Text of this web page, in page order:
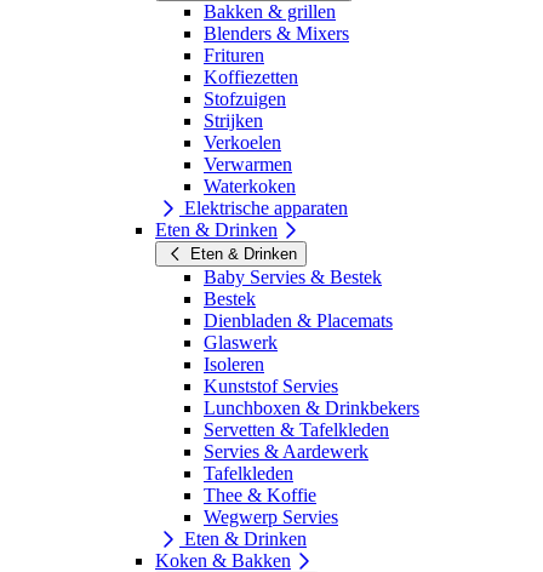
Bakken & grillen
Blenders & Mixers
Frituren
Koffiezetten
Stofzuigen
Strijken
Verkoelen
Verwarmen
Waterkoken
Elektrische apparaten
Eten & Drinken
Eten & Drinken
Baby Servies & Bestek
Bestek
Dienbladen & Placemats
Glaswerk
Isoleren
Kunststof Servies
Lunchboxen & Drinkbekers
Servetten & Tafelkleden
Servies & Aardewerk
Tafelkleden
Thee & Koffie
Wegwerp Servies
Eten & Drinken
Koken & Bakken